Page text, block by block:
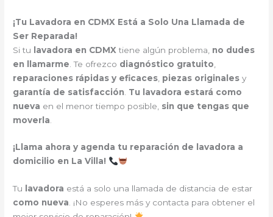
¡Tu Lavadora en CDMX Está a Solo Una Llamada de
Ser Reparada!
Si tu lavadora en CDMX tiene algún problema, no dudes
en llamarme . Te ofrezco diagnóstico gratuito
reparaciones rápidas y eficaces piezas originales y
garantía de satisfacción Tu lavadora estará como
nueva en el menor tiempo posible, sin que tengas que
moverla
¡Llama ahora y agenda tu reparación de lavadora a
domicilio en La Villa!
Tu lavadora está a solo una llamada de distancia de estar
como nueva. ¡No esperes más y contacta para obtener el